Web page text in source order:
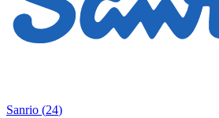
Sanrio (24)